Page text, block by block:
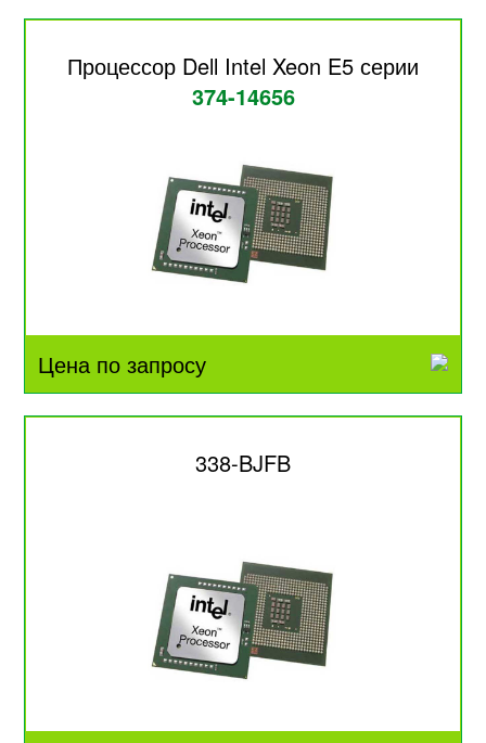
Процессор Dell Intel Xeon E5 серии
374-14656
Цена по запросу
338-BJFB